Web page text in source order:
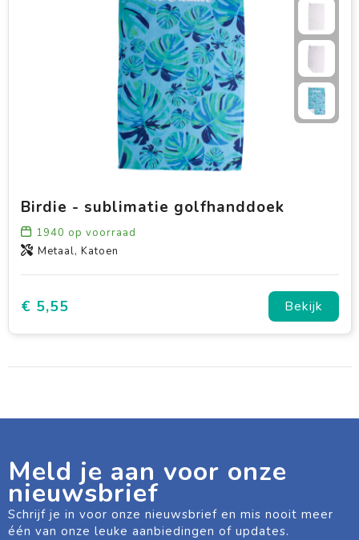
Birdie - sublimatie golfhanddoek
1940 op voorraad
Metaal, Katoen
€ 5,55 Bekijk
Meld je aan voor onze
nieuwsbrief
Schrijf je in voor onze nieuwsbrief en mis nooit meer
één van onze leuke aanbiedingen of updates.